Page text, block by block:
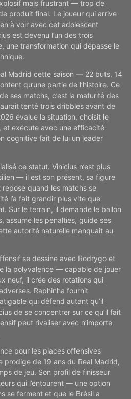
mais frustrant — trop de
produit final. Le joueur qui arrive
à voir avec cet adolescent
est devenu l’un des trois
une transformation qui dépasse le
Madrid cette saison — 22 buts, 14
qu’une partie de l’histoire. Ce
ses matchs, c’est la maturité des
tenté trois dribbles avant de
évalue la situation, choisit le
et exécute avec une efficacité
cognitive fait de lui un leader
ce statut. Vinicius n’est plus
— il est son présent, sa figure
quand les matchs se
l’a fait grandir plus vite que
Sur le terrain, il demande le ballon
assume les penalties, guide ses
autorité naturelle manquait au
se dessine avec Rodrygo et
la polyvalence — capable de jouer
neuf, il crée des rotations qui
Raphinha fournit
qui défend autant qu’il
de se concentrer sur ce qu’il fait
peut rivaliser avec n’importe
pour les places offensives
prodige de 19 ans du Real Madrid,
de jeu. Son profil de finisseur
qui l’entourent — une option
se ferment et que le Brésil a